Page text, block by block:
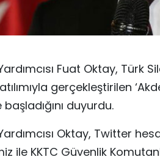
Fuat Oktay, Türk
gerçekleştirilen
başladığını duyurdu.
Oktay, Twitter
ile KKTC Güvenlik